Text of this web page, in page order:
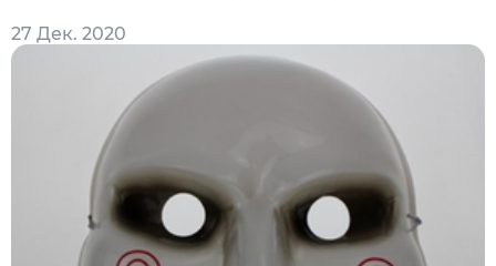
27 Дек. 2020